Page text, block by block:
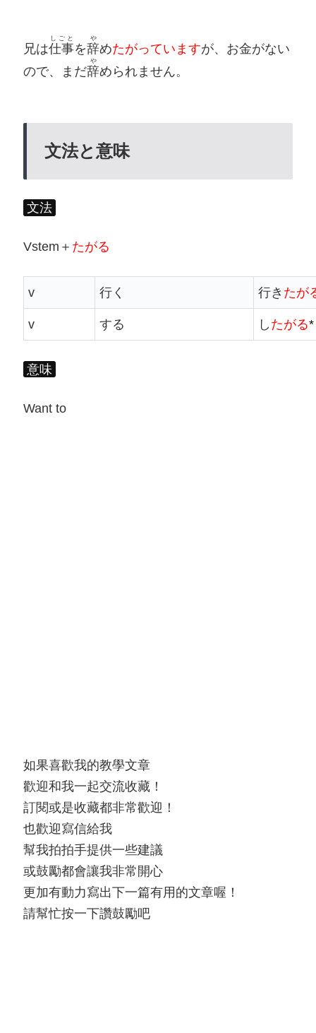
兄は仕事
しごと
を辞
や
めたがっていますが、お金がない
ので、まだ辞
や
められません。
文法と意味
文法
Vstem＋ たがる
v 行く 行き たが
v する し たがる*
意味
Want to
如果喜歡我的教學文章
歡迎和我一起交流收藏！
訂閱或是收藏都非常歡迎！
也歡迎寫信給我
幫我拍拍手提供一些建議
或鼓勵都會讓我非常開心
更加有動力寫出下一篇有用的文章喔！
請幫忙按一下讚鼓勵吧